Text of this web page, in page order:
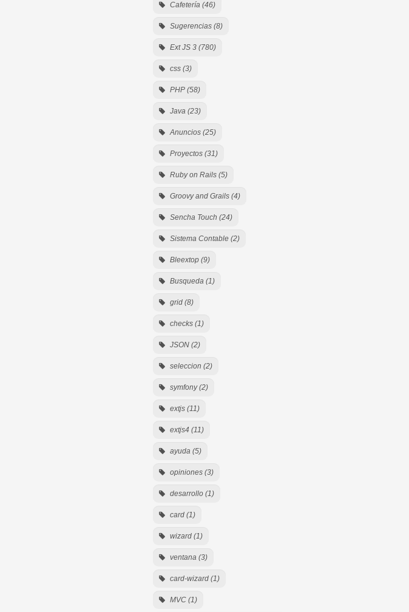
Cafetería (46)
Sugerencias (8)
Ext JS 3 (780)
css (3)
PHP (58)
Java (23)
Anuncios (25)
Proyectos (31)
Ruby on Rails (5)
Groovy and Grails (4)
Sencha Touch (24)
Sistema Contable (2)
Bleextop (9)
Busqueda (1)
grid (8)
checks (1)
JSON (2)
seleccion (2)
symfony (2)
extjs (11)
extjs4 (11)
ayuda (5)
opiniones (3)
desarrollo (1)
card (1)
wizard (1)
ventana (3)
card-wizard (1)
MVC (1)